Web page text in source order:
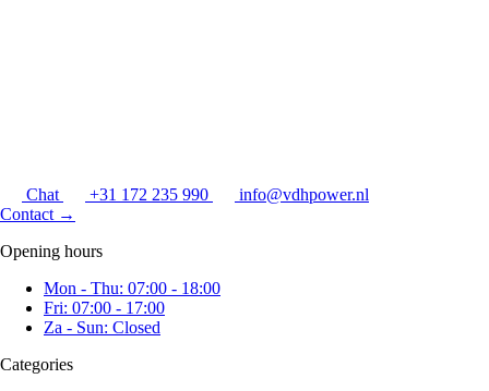
Chat +31 172 235 990
info@vdhpower.nl
Contact →
Opening hours
Mon - Thu: 07:00 - 18:00
Fri: 07:00 - 17:00
Za - Sun: Closed
Categories